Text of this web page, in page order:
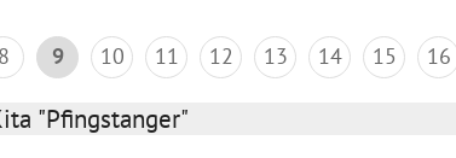
8 9 10 11 12 13 14 15 16
"Pfingstanger"